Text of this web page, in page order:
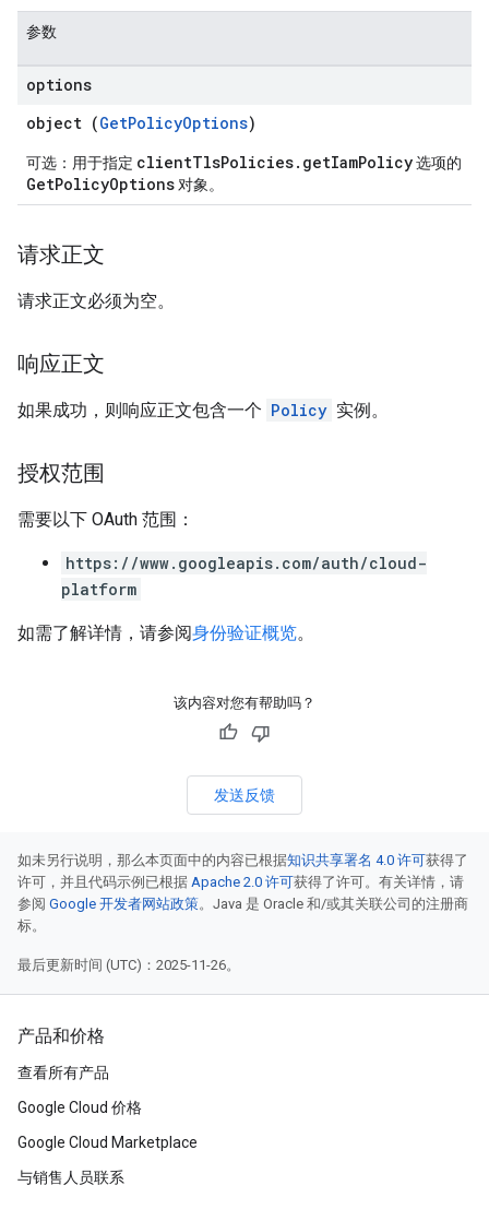
参数
options
object (GetPolicyOptions)
可选：用于指定 clientTlsPolicies.getIamPolicy选项的
GetPolicyOptions 对象。
请求正文
请求正文必须为空。
响应正文
如果成功，则响应正文包含一个 Policy 实例。
授权范围
需要以下 OAuth 范围：
https://www.googleapis.com/auth/cloud-
platform
如需了解详情，请参阅身份验证概览。
该内容对您有帮助吗？
发送反馈
如未另行说明，那么本页面中的内容已根据知识共享署名 4.0 许可获得了
许可，并且代码示例已根据 Apache 2.0 许可获得了许可。有关详情，请
参阅 Google 开发者网站政策。Java 是 Oracle 和/或其关联公司的注册商
标。
最后更新时间 (UTC)：2025-11-26。
产品和价格
查看所有产品
Google Cloud 价格
Google Cloud Marketplace
与销售人员联系